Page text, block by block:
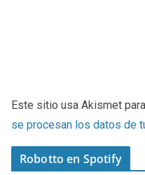
Este sitio usa Akismet
se procesan los datos de
Robotto en Spotify